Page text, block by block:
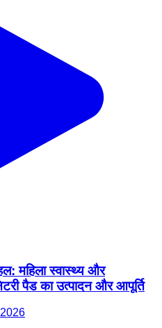
महिला स्वास्थ्य और
पैड का उत्पादन और आपूर्ति